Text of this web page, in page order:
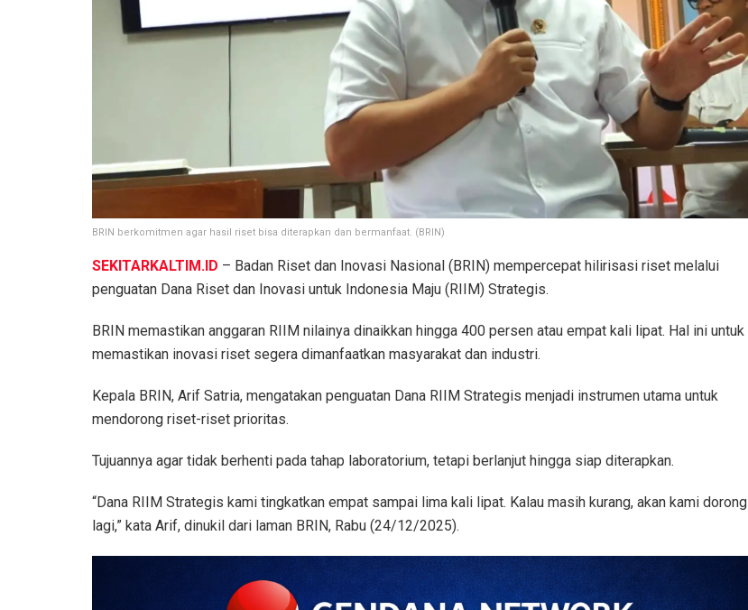
BRIN berkomitmen agar hasil riset bisa diterapkan dan bermanfaat. (BRIN)
SEKITARKALTIM.ID – Badan Riset dan Inovasi Nasional (BRIN) mempercepat hilirisasi riset melalui
penguatan Dana Riset dan Inovasi untuk Indonesia Maju (RIIM) Strategis.
BRIN memastikan anggaran RIIM nilainya dinaikkan hingga 400 persen atau empat kali lipat. Hal ini untuk
memastikan inovasi riset segera dimanfaatkan masyarakat dan industri.
Kepala BRIN, Arif Satria, mengatakan penguatan Dana RIIM Strategis menjadi instrumen utama untuk
mendorong riset-riset prioritas.
Tujuannya agar tidak berhenti pada tahap laboratorium, tetapi berlanjut hingga siap diterapkan.
“Dana RIIM Strategis kami tingkatkan empat sampai lima kali lipat. Kalau masih kurang, akan kami dorong
lagi,” kata Arif, dinukil dari laman BRIN, Rabu (24/12/2025).